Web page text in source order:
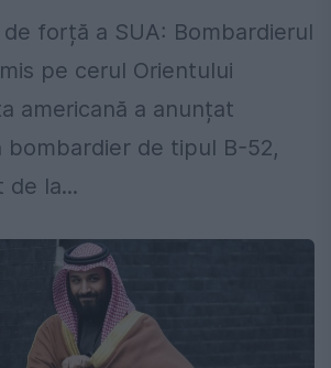
forță a SUA: Bombardierul
pe cerul Orientului
americană a anunțat
bombardier de tipul B-52,
de la...